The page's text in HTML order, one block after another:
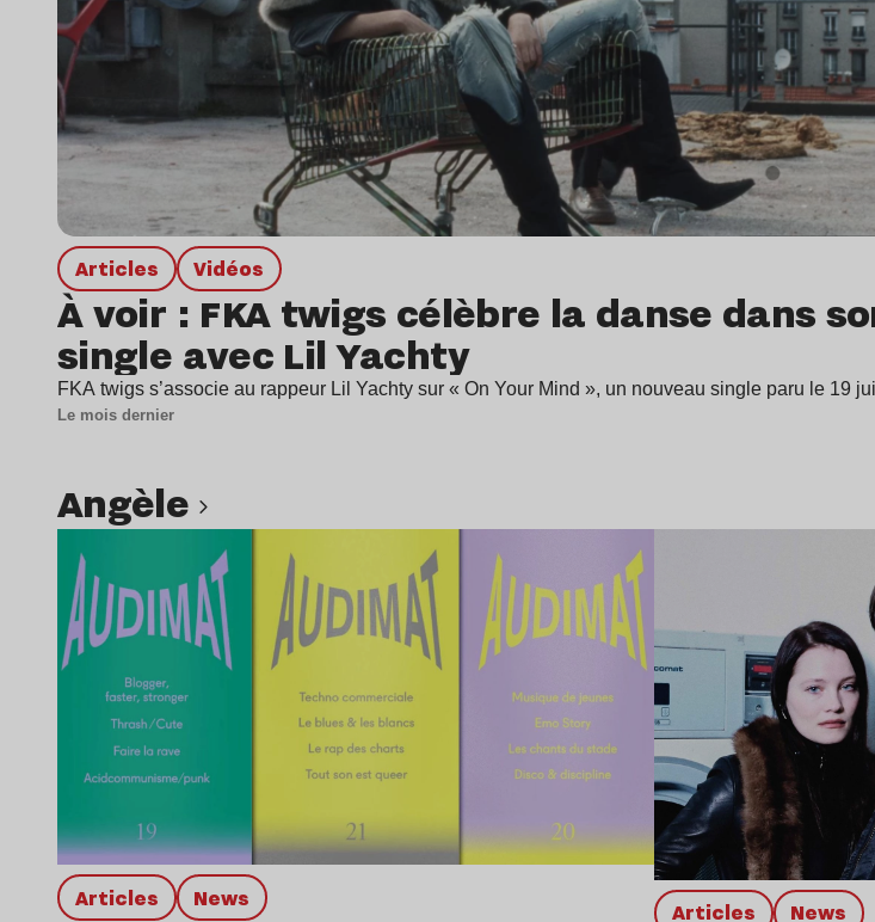
Articles Vidéos
À voir : FKA twigs célèbre la danse dans
single avec Lil Yachty
FKA twigs s’associe au rappeur Lil Yachty sur « On Your Mind », un nouveau single paru le 19
Le mois dernier
Angèle
Articles news
Articles news